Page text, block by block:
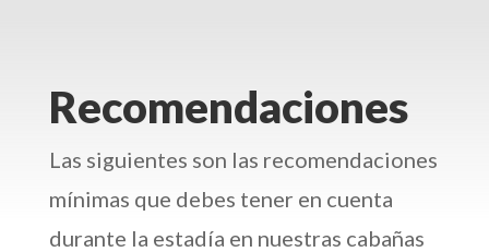
Recomendaciones
Las siguientes son las recomendaciones
mínimas que debes tener en cuenta
durante la estadía en nuestras cabañas